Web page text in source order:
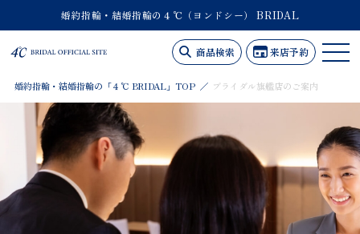
婚約指輪・結婚指輪の４℃（ヨンドシー） BRIDAL
商品検索 来店予約
婚約指輪・結婚指輪の「４℃ BRIDAL」TOP ブライダル旗艦店のご案内